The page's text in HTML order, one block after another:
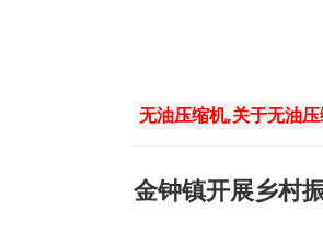
无油压缩机,关于无油
金钟镇开展乡村